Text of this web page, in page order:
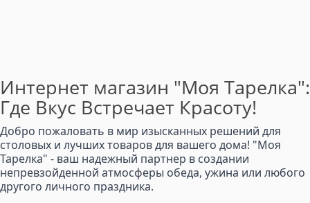
Интернет магазин "Моя Тарелка":
Где Вкус Встречает Красоту!
Добро пожаловать в мир изысканных решений для
столовых и лучших товаров для вашего дома! "Моя
Тарелка" - ваш надежный партнер в создании
непревзойденной атмосферы обеда, ужина или любого
другого личного праздника.